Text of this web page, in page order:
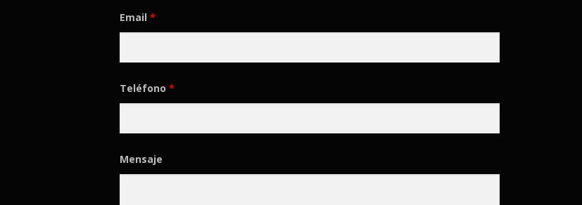
Email *
Teléfono *
Mensaje